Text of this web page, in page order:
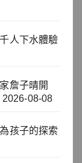
人下水體驗
詹子晴開
2026-08-08
孩子的探索